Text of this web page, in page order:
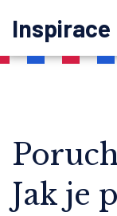
Jak je